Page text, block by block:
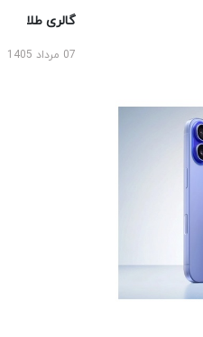
گالری طلا
07 مرداد 1405